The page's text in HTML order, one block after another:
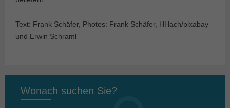
Text: Frank Schäfer, Photos: Frank Schäfer, HHach/pixabay
und Erwin Schraml
Wonach suchen Sie?